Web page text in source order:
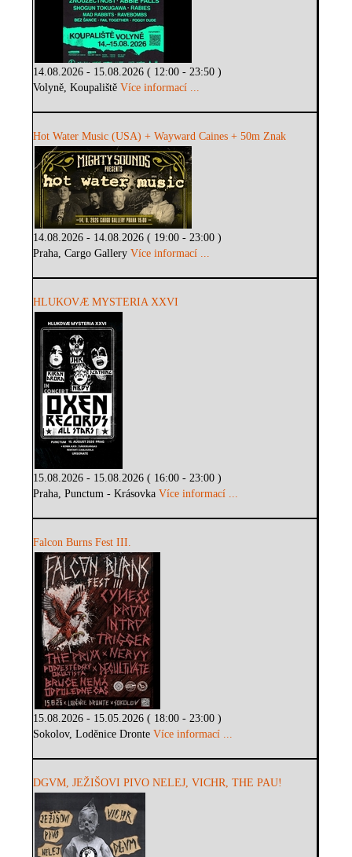
14.08.2026 - 15.08.2026 ( 12:00 - 23:50 )
Volyně, KoupalištěVíce informací ...
Hot Water Music (USA) + Wayward Caines + 50m Znak
14.08.2026 - 14.08.2026 ( 19:00 - 23:00 )
Praha, Cargo GalleryVíce informací ...
HLUKOVÆ MYSTERIA XXVI
15.08.2026 - 15.08.2026 ( 16:00 - 23:00 )
Praha, Punctum - KrásovkaVíce informací ...
Falcon Burns Fest III.
15.08.2026 - 15.05.2026 ( 18:00 - 23:00 )
Sokolov, Loděnice DronteVíce informací ...
DGVM, JEŽIŠOVI PIVO NELEJ, VICHR, THE PAU!